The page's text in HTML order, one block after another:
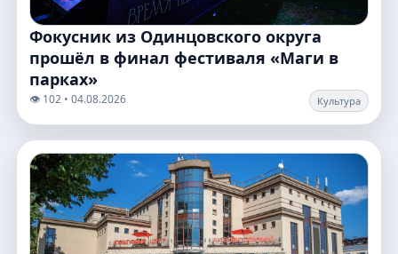
Фокусник из Одинцовского округа
прошёл в финал фестиваля «Маги в
парках»
👁️ 102 • 04.08.2026 Культура